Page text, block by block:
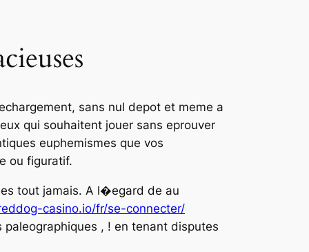
sans nul depot et meme a
qui souhaitent jouer sans eprouver
euphemismes que vos
ou figuratif.
tout jamais. A l�egard de au
casino.io/fr/se-connecter/
, ! en tenant disputes